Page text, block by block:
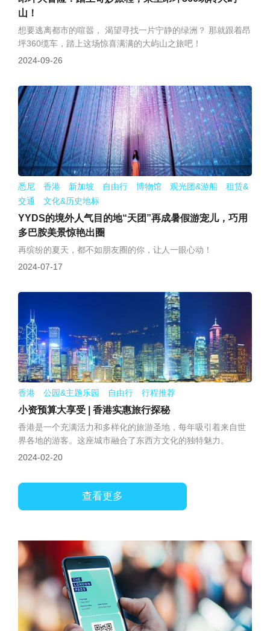
山！
想要逃离都市的喧嚣， 渴望寻找一片宁静的绿洲？ 那就跟着昂
坪360缆车，踏上这场惊喜满满的大屿山之旅吧！
2024-09-26
悉尼 香港 新加坡 自由行 博物馆 观光团&游船 租赁&
交通 文化&历史地标
YYDS的境外人气目的地“天团”再成暑假游宠儿，巧用
多巴胺美景惊艳出圈
再缤纷的夏天，都不如朋友圈的你，让人一眼心动！
2024-07-17
香港 公园&主题乐园 自由行 行程推荐
小资预算大享受 | 香港实惠旅行探秘
香港是一个充满活力和多样化的旅游圣地，每年吸引着来自世
界各地的游客。这座城市融合了东西方文化的独特魅力。
2024-02-20
查看更多